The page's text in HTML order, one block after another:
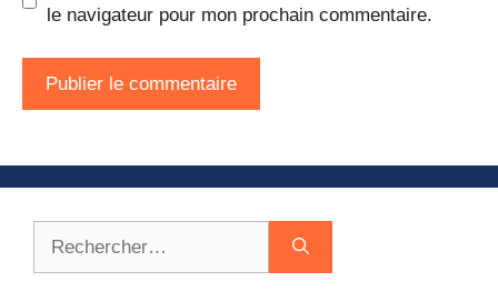
le navigateur pour mon prochain commentaire.